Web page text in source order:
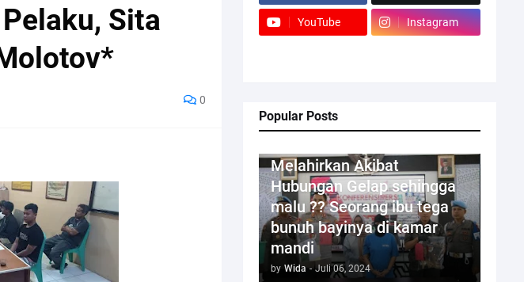
Sita
0
YouTube Instagram
Popular Posts
Melahirkan Akibat
Hubungan Gelap sehingga
malu ?? Seorang ibu tega
bunuh bayinya di kamar
mandi
by Wida - Juli 06, 2024